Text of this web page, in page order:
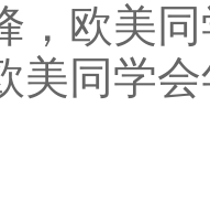
，欧美
美同学